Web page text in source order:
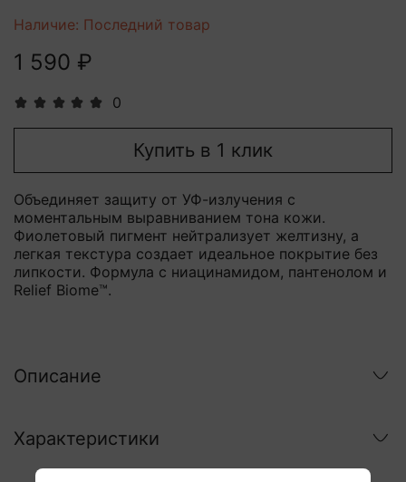
0
Наличие: Последний товар
1 590 ₽
Купить в 1 клик
Объединяет защиту от УФ-излучения с
моментальным выравниванием тона кожи.
Фиолетовый пигмент нейтрализует желтизну, а
легкая текстура создает идеальное покрытие без
липкости. Формула с ниацинамидом, пантенолом и
Relief Biome™.
Описание
Характеристики